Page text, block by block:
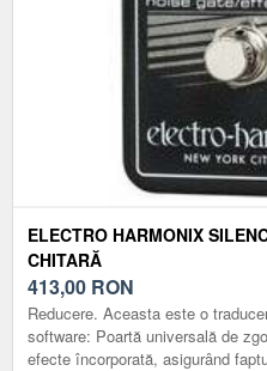
ELECTRO HARMONIX
CHITARĂ
413,00 RON
Reducere. Aceasta este o
software: Poartă universală de
efecte încorporată, asigurând